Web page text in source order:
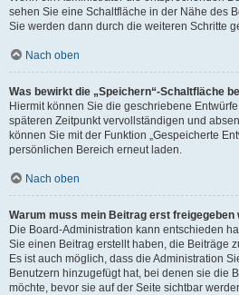
sehen Sie eine Schaltfläche in der Nähe des
Sie werden dann durch die weiteren Schritte
Nach oben
Was bewirkt die „Speichern“-Schaltfläche
Hiermit können Sie die geschriebene
späteren Zeitpunkt vervollständigen und
können Sie mit der Funktion „Gespeicherte
persönlichen Bereich erneut laden.
Nach oben
Warum muss mein Beitrag erst freigegeben
Die Board-Administration kann entschieden
Sie einen Beitrag erstellt haben, die Beiträge
Es ist auch möglich, dass die Administration
Benutzern hinzugefügt hat, bei denen sie die
möchte, bevor sie auf der Seite sichtbar